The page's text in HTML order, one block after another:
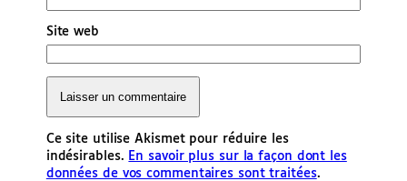
Site web
Ce site utilise Akismet pour réduire les
indésirables. En savoir plus sur la façon dont les
données de vos commentaires sont traitées.